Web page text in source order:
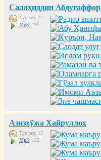
Салоҳиддин Абдуғаффор
Тўплам: 17
Mp3: 193
Азизхўжа Хайруллоҳ
Тўплам: 13
Mp3: 122